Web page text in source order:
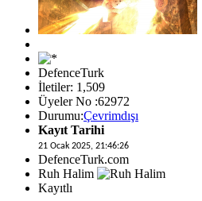
DefenceTurk
İletiler: 1,509
Üyeler No :62972
Durumu:Çevrimdışı
Kayıt Tarihi
21 Ocak 2025, 21:46:26
DefenceTurk.com
Ruh Halim
Kayıtlı